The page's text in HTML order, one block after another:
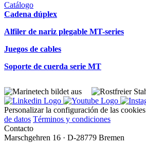
Catálogo
Cadena dúplex
Alfiler de nariz plegable MT-series
Juegos de cables
Soporte de cuerda serie MT
Personalizar la configuración de las cookies
de datos Términos y condiciones
Contacto
Marschgehren 16 · D-28779 Bremen